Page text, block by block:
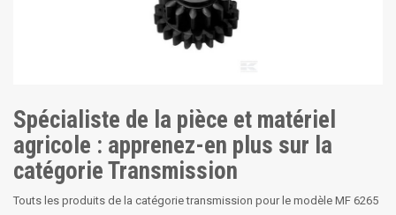
Spécialiste de la pièce et matériel
agricole : apprenez-en plus sur la
catégorie Transmission
Touts les produits de la catégorie transmission pour le modèle MF 6265